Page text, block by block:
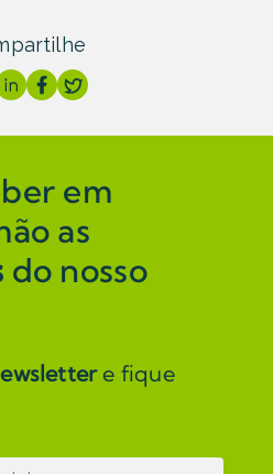
em
as
do nosso
e fique